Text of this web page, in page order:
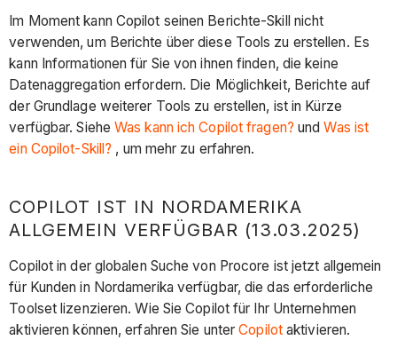
Im Moment kann Copilot seinen Berichte-Skill nicht
verwenden, um Berichte über diese Tools zu erstellen. Es
kann Informationen für Sie von ihnen finden, die keine
Datenaggregation erfordern. Die Möglichkeit, Berichte auf
der Grundlage weiterer Tools zu erstellen, ist in Kürze
verfügbar. SieheWas kann ich Copilot fragen? undWas ist
ein Copilot-Skill? , um mehr zu erfahren.
COPILOT IST IN NORDAMERIKA
ALLGEMEIN VERFÜGBAR (13.03.2025)
Copilot in der globalen Suche von Procore ist jetzt allgemein
für Kunden in Nordamerika verfügbar, die das erforderliche
Toolset lizenzieren. Wie Sie Copilot für Ihr Unternehmen
aktivieren können, erfahren Sie unterCopilotaktivieren.